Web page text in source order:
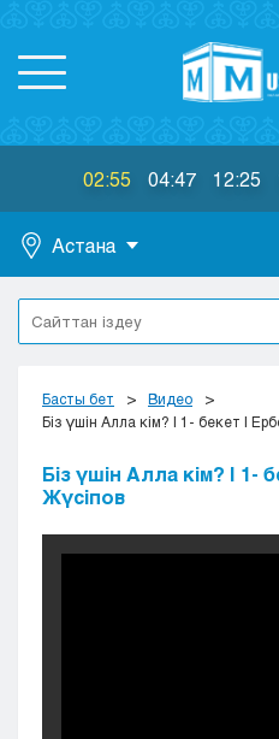
02:55 04:47 12:25
Астана
Астана
Алматы
Атырау
Караганда
Кокшетау
Костанай
Басты бет
Видео
Біз үшін Алла кім? | 1- бекет |
Біз үшін Алла кім? | 1-
Жүсіпов